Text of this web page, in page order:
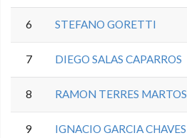
6 STEFANO GORETTI
7 DIEGO SALAS CAPARROS
8 RAMON TERRES MARTOS
9 IGNACIO GARCIA CHAVES